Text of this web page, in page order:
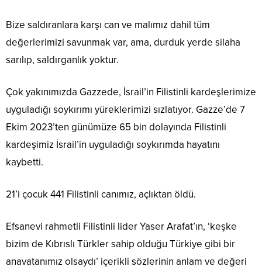
Bize saldıranlara karşı can ve malımız dahil tüm
değerlerimizi savunmak var, ama, durduk yerde silaha
sarılıp, saldırganlık yoktur.
Çok yakınımızda Gazzede, İsrail’in Filistinli kardeşlerimize
uyguladığı soykırımı yüreklerimizi sızlatıyor. Gazze’de 7
Ekim 2023’ten günümüze 65 bin dolayında Filistinli
kardeşimiz İsrail’in uyguladığı soykırımda hayatını
kaybetti.
21’i çocuk 441 Filistinli canımız, açlıktan öldü.
Efsanevi rahmetli Filistinli lider Yaser Arafat’ın, ‘keşke
bizim de Kıbrıslı Türkler sahip olduğu Türkiye gibi bir
anavatanımız olsaydı’ içerikli sözlerinin anlam ve değeri